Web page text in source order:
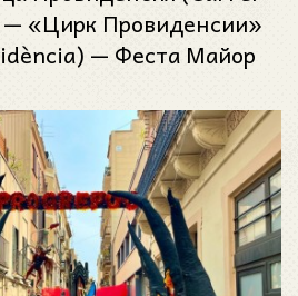
«Цирк Провиденсии»
— Феста Майор
2025)